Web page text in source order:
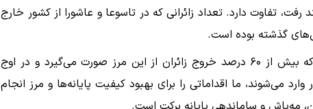
رفت، تفاوت دارد. تعداد زائرانی که در تاسوعا و عاشورا از کشور خارج
گذشته بوده است.
او بیان کرد: به ویژه در مورد مرز مهران که بیش از ۶۰ درصد خروج زائران از این مرز صورت می‌گیرد و در اوج
از ۷۰ درصد به کشور وارد می‌شوند، ما اقداماتی را برای بهبود کیفیت پایانه‌ها و مرز انجام